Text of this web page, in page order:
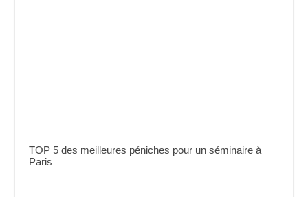
TOP 5 des meilleures péniches pour un séminaire à
Paris